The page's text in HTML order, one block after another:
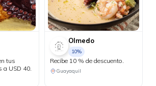
tus
a USD 40.
Olmedo
10%
Recibe 10 % de descuento.
Guayaquil